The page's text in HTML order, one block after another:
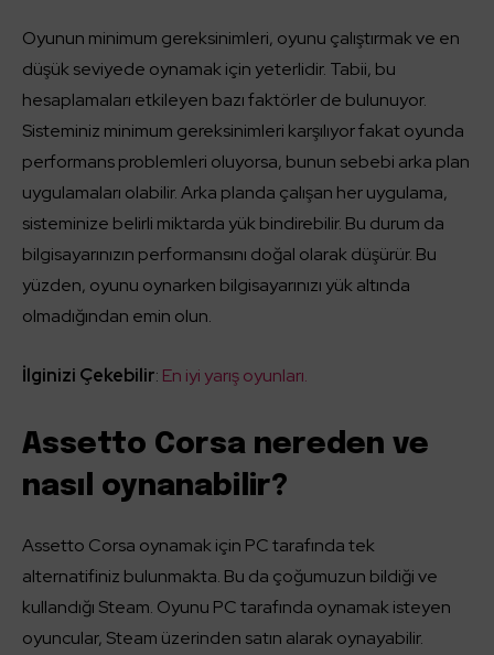
Oyunun minimum gereksinimleri, oyunu çalıştırmak ve en
düşük seviyede oynamak için yeterlidir. Tabii, bu
hesaplamaları etkileyen bazı faktörler de bulunuyor.
Sisteminiz minimum gereksinimleri karşılıyor fakat oyunda
performans problemleri oluyorsa, bunun sebebi arka plan
uygulamaları olabilir. Arka planda çalışan her uygulama,
sisteminize belirli miktarda yük bindirebilir. Bu durum da
bilgisayarınızın performansını doğal olarak düşürür. Bu
yüzden, oyunu oynarken bilgisayarınızı yük altında
olmadığından emin olun.
İlginizi Çekebilir: En iyi yarış oyunları.
Assetto Corsa nereden ve
nasıl oynanabilir?
Assetto Corsa oynamak için PC tarafında tek
alternatifiniz bulunmakta. Bu da çoğumuzun bildiği ve
kullandığı Steam. Oyunu PC tarafında oynamak isteyen
oyuncular, Steam üzerinden satın alarak oynayabilir.